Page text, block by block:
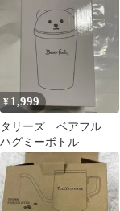
¥ 1,999
タリーズ ベアフル
ハグミーボトル